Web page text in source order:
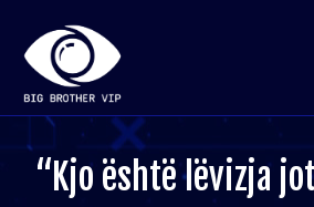
“Kjo është lëvizja